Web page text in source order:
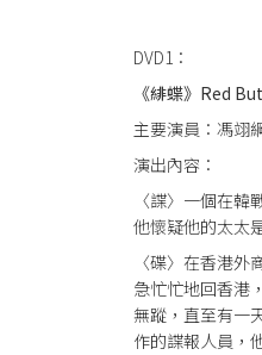
DVD1：
《緋蝶》Red
主要演員：馮翊
演出內容：
〈諜〉一個在韓
他懷疑他的太太
〈碟〉在香港
急忙忙地回香港
無蹤，直至有一
作的諜報人員，